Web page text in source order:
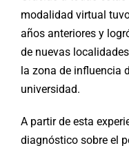
modalidad virtual
años anteriores y
de nuevas
la zona de influencia
universidad.
A partir de esta
diagnóstico sobre el